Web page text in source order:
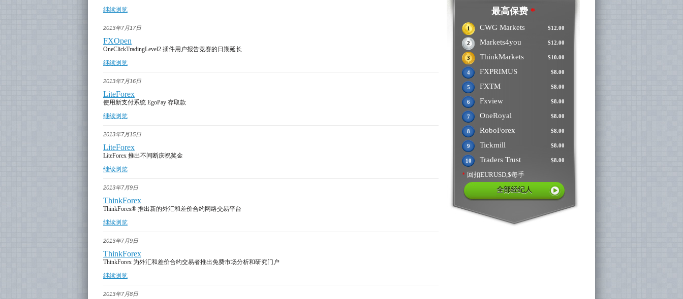
最高保费 *
$12.00
1 CWG Markets
$12.00
2 Markets4you
$10.00
3 ThinkMarkets
$8.00
4 FXPRIMUS
$8.00
5 FXTM
$8.00
6 Fxview
$8.00
7 OneRoyal
$8.00
8 RoboForex
$8.00
9 Tickmill
$8.00
10 Traders Trust
* 回扣EURUSD,$每手
全部经纪人
继续浏览
2013年7月17日
FXOpen
OneClickTradingLevel2 插件用户报告竞赛的日期延长
继续浏览
2013年7月16日
LiteForex
使用新支付系统 EgoPay 存取款
继续浏览
2013年7月15日
LiteForex
LiteForex 推出不间断庆祝奖金
继续浏览
2013年7月9日
ThinkForex
ThinkForex® 推出新的外汇和差价合约网络交易平台
继续浏览
2013年7月9日
ThinkForex
ThinkForex 为外汇和差价合约交易者推出免费市场分析和研究门户
继续浏览
2013年7月8日